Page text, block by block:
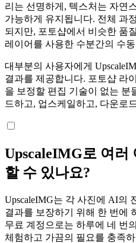
리는 선명하게, 텍스처는 자연
가능하게 유지됩니다. 전체 과
되지만, 포토샵에서 비슷한 품
레이어를 사용한 수분간의 수
대부분의 사용자에게
결과를 제공합니다. 포토샵 라
을 보정할 편집 기술이 없는 분
드하고, 업스케일하고, 다운로
UpscaleIMG로 여러
할 수 있나요?
UpscaleIMG는 각 사진에 AI의
결과를 보장하기 위해 한 번에
무료 계정으로는 하루에 네 번
체험하고 가끔의 필요를 충족